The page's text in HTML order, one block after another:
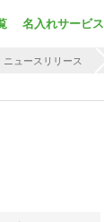
名入れサービス
ニュースリリース